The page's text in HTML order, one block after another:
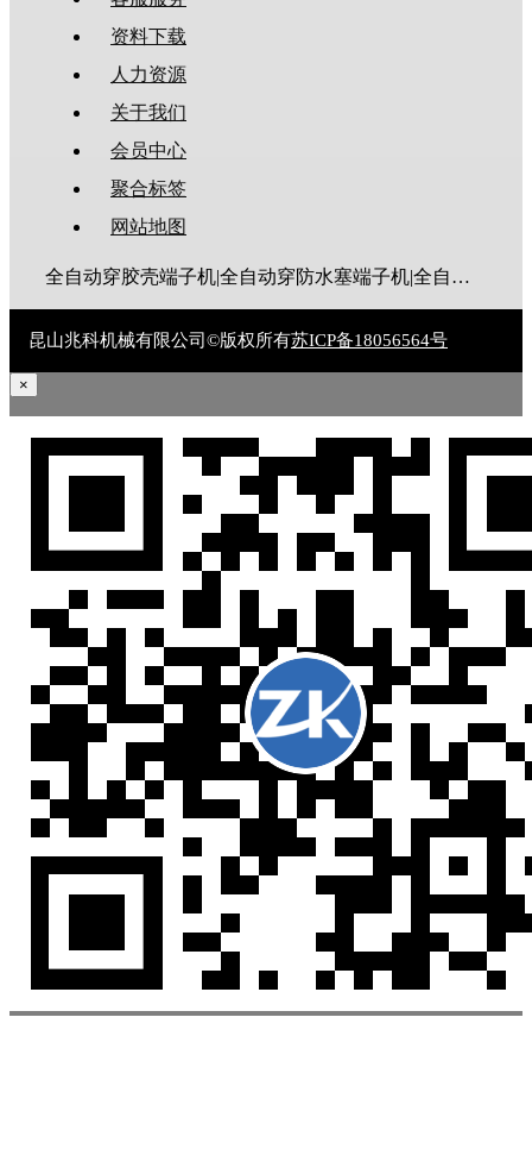
资料下载
人力资源
关于我们
会员中心
聚合标签
网站地图
全自动穿胶壳端子机|全自动穿防水塞端子机|全自动穿热缩管端子机|全自动穿护套端子机|全自动穿号码管端子机|全自动端子机|全自动穿防水栓端子机|端子压着机|端子压接机|静音端子机|多芯线端子机|护套线端子机|全自动排线端子机|新能源大平方压接机|电脑剥线机|自动剥线机|裁线机|剥线机
昆山兆科机械有限公司©版权所有苏ICP备18056564号
×